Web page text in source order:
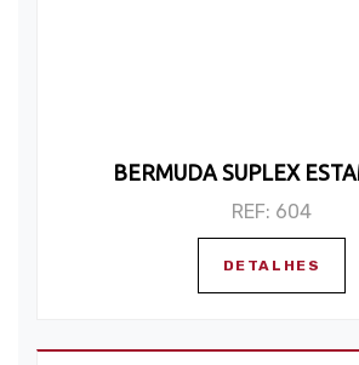
BERMUDA SUPLEX
REF: 604
DETALHES